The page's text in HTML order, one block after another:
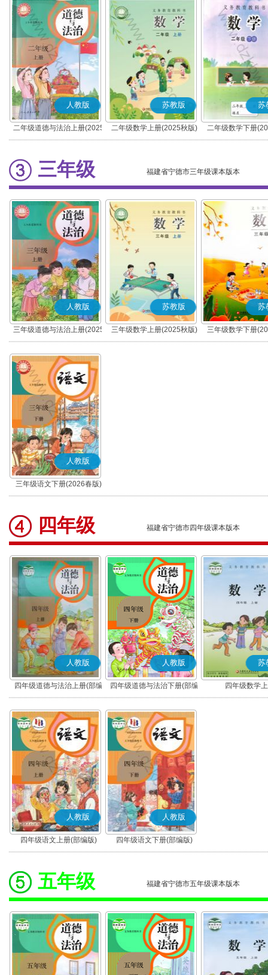
人教版
二年级道德与法治上册(2025
秋版)(部编版)
苏教版
二年级数学上册(2025秋版)
苏
二年级数学下册
三年级 福建省宁德市三年级课本版本
人教版
三年级道德与法治上册(2025
秋版)(部编版)
苏教版
三年级数学上册(2025秋版)
苏
三年级数学下册
人教版
三年级语文下册(2026春版)
(部编版)
四年级 福建省宁德市四年级课本版本
人教版
四年级道德与法治上册(部编
版)
人教版
四年级道德与法治下册(部编
版)
苏
四年级数学
人教版
四年级语文上册(部编版)
人教版
四年级语文下册(部编版)
五年级 福建省宁德市五年级课本版本